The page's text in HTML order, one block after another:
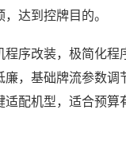
达到控牌目的。
程序改装，极简化程
廉，基础牌流参数调
适配机型，适合预算